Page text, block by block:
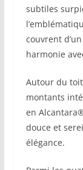
subtiles
couvrent
harmonie
Autour du
montants
en
douce et
élégance.